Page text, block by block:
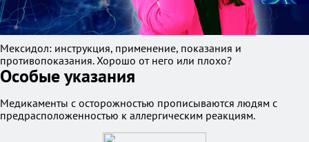
Мексидол: инструкция, применение, показания и
противопоказания. Хорошо от него или плохо?
Особые указания
Медикаменты с осторожностью прописываются людям с
предрасположенностью к аллергическим реакциям.